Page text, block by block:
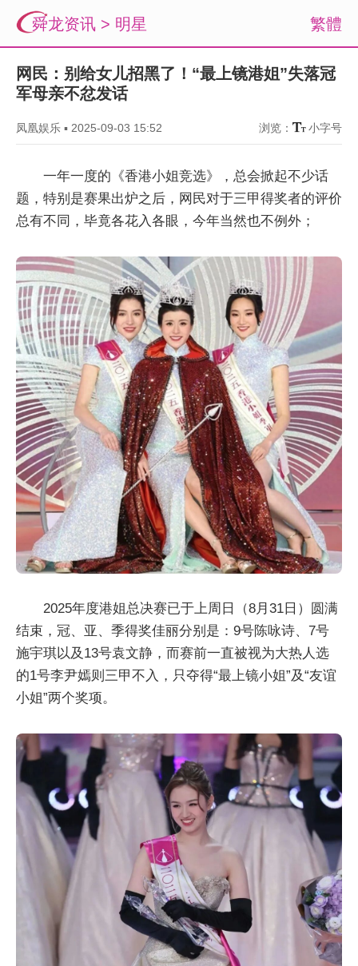
繁體
舜龙资讯 > 明星
网民：别给女儿招黑了！“最上镜港姐”失落冠
军母亲不忿发话
凤凰娱乐 ▪ 2025-09-03 15:52 浏览： 小字号
一年一度的《香港小姐竞选》，总会掀起不少话
题，特别是赛果出炉之后，网民对于三甲得奖者的评价
总有不同，毕竟各花入各眼，今年当然也不例外；
2025年度港姐总决赛已于上周日（8月31日）圆满
结束，冠、亚、季得奖佳丽分别是：9号陈咏诗、7号
施宇琪以及13号袁文静，而赛前一直被视为大热人选
的1号李尹嫣则三甲不入，只夺得“最上镜小姐”及“友谊
小姐”两个奖项。